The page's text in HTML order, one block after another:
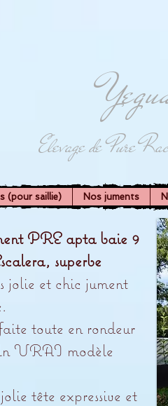
Elevage de Pure
(pour saillie) Nos juments
PRE apta baie 9
superbe
jolie et chic jument
toute en rondeur
VRAI modèle
tête expressive et